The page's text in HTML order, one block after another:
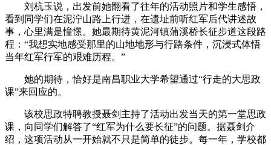
刘杭玉说，出发前她翻看了往年的活动照片和学生感悟，
看到同学们在泥泞山路上行进，在遗址前听红军后代讲述故
事，心里满是憧憬。她最期待黄泥河镇蒲溪桥长征步道这段路
程：“我想实地感受那里的山地地形与行路条件，沉浸式体悟
当年红军行军的艰难历程。”
她的期待，恰好是南昌职业大学希望通过“行走的大思政
课”来回应的。
该校思政特聘教授聂剑主持了活动出发当天的第一堂思政
课，向同学们解答了“红军为什么要长征”的问题。据聂剑介
绍，这项活动从一开始就不只是简单的徒步。每一年，学校都